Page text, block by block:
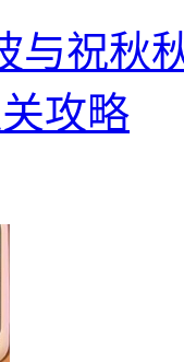
与祝秋
攻略